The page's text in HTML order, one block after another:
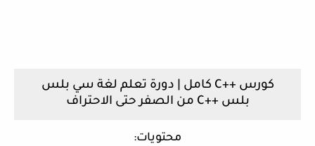
كورس ++C كامل | دورة تعلم لغة سي بلس
بلس ++C من الصفر حتى الاحتراف
محتويات: